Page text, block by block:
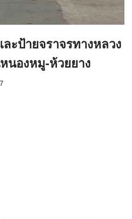
ะป้ายจราจรทางหลวง
นองหมู-ห้วยยาง